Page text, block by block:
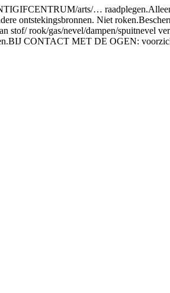
arts/… raadplegen.
ontstekingsbronnen. Niet roken.
stof/ rook/gas/nevel/dampen/spuitnevel
BIJ CONTACT MET DE OGEN: